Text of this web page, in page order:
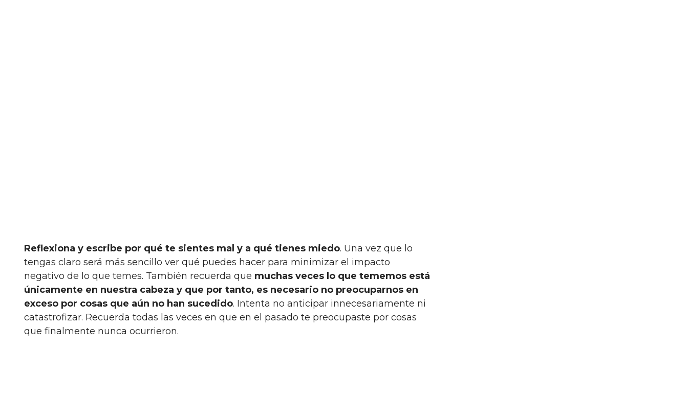
Reflexiona y escribe por qué te sientes mal y a qué tienes miedo. Una vez que lo
tengas claro será más sencillo ver qué puedes hacer para minimizar el impacto
negativo de lo que temes. También recuerda que muchas veces lo que tememos está
únicamente en nuestra cabeza y que por tanto, es necesario no preocuparnos en
exceso por cosas que aún no han sucedido. Intenta no anticipar innecesariamente ni
catastrofizar. Recuerda todas las veces en que en el pasado te preocupaste por cosas
que finalmente nunca ocurrieron.